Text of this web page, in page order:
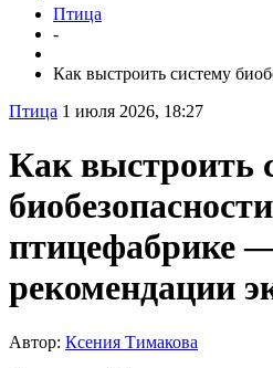
Птица
-
Как выстроить систему
Птица 1 июля 2026, 18:27
Как выстроить
птицефабрике
рекомендации
Автор: Ксения Тимакова